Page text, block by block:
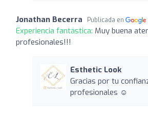
Jonathan Becerra Publicada en
Experiencia fantástica: Muy buena
profesionales!!!
Esthetic Look
Gracias por tu
profesionales ☺️